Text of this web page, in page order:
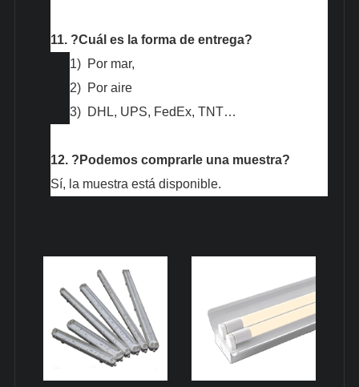
11. ?Cuál es la forma de entrega?
1) Por mar,
2) Por aire
3) DHL, UPS, FedEx, TNT…
12. ?Podemos comprarle una muestra?
Sí, la muestra está disponible.